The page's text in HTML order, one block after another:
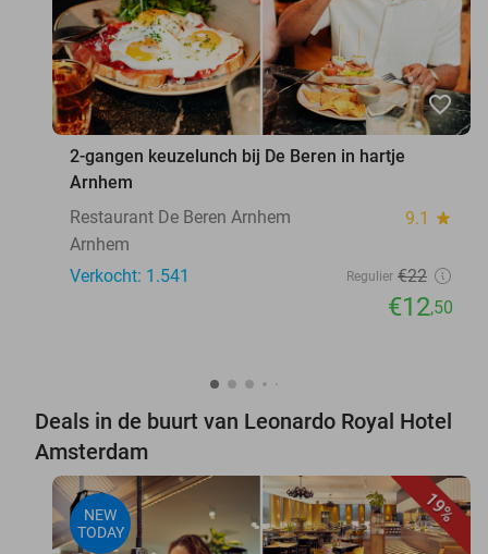
favorite_border
2-gangen keuzelunch bij De Beren in hartje
Arnhem
Restaurant De Beren Arnhem
9.1 star
Arnhem
Verkocht: 1.541
Regulier €22
€12,50
Deals in de buurt van Leonardo Royal Hotel
Amsterdam
19%
NEW
TODAY